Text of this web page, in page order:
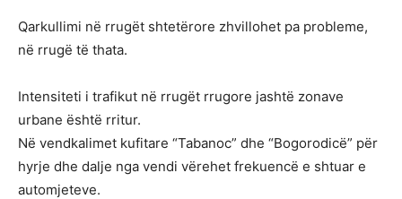
Qarkullimi në rrugët shtetërore zhvillohet pa probleme,
në rrugë të thata.
Intensiteti i trafikut në rrugët rrugore jashtë zonave
urbane është rritur.
Në vendkalimet kufitare “Tabanoc” dhe “Bogorodicë” për
hyrje dhe dalje nga vendi vërehet frekuencë e shtuar e
automjeteve.